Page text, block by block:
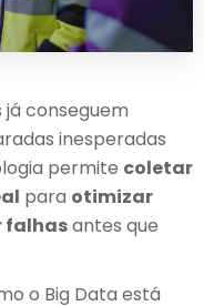
já conseguem
inesperadas
permite coletar
para otimizar
falhasantes que
o Big Data está